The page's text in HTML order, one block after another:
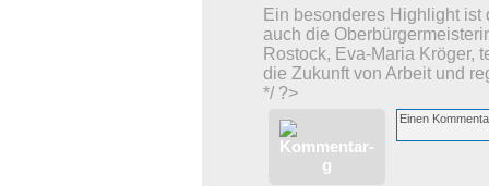
Ein besonderes Highlight
auch die
Rostock, Eva-Maria Kröger,
die Zukunft von Arbeit und
*/ ?>